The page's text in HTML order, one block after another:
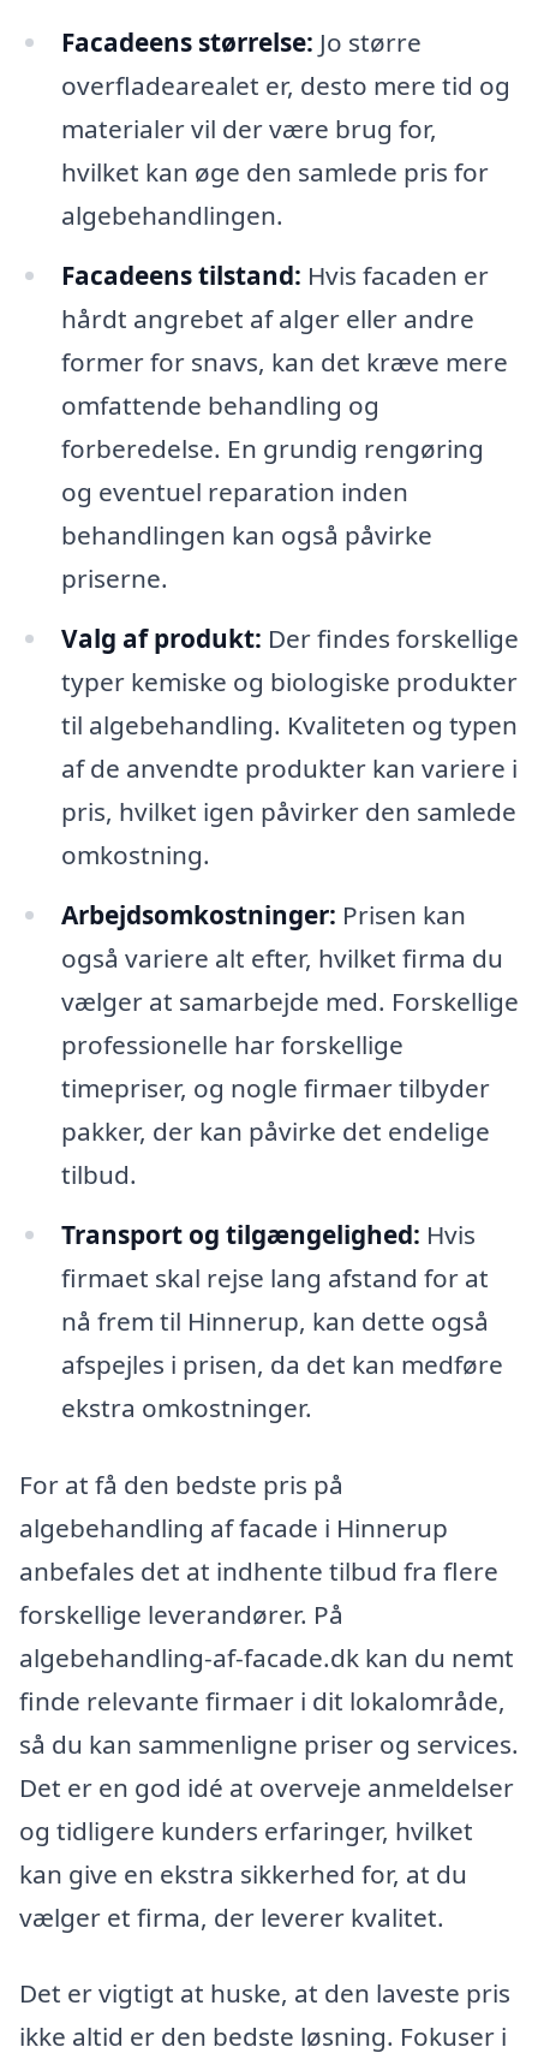
Facadeens størrelse: Jo større
overfladearealet er, desto mere tid og
materialer vil der være brug for,
hvilket kan øge den samlede pris for
algebehandlingen.
Facadeens tilstand: Hvis facaden er
hårdt angrebet af alger eller andre
former for snavs, kan det kræve mere
omfattende behandling og
forberedelse. En grundig rengøring
og eventuel reparation inden
behandlingen kan også påvirke
priserne.
Valg af produkt: Der findes forskellige
typer kemiske og biologiske produkter
til algebehandling. Kvaliteten og typen
af de anvendte produkter kan variere i
pris, hvilket igen påvirker den samlede
omkostning.
Arbejdsomkostninger: Prisen kan
også variere alt efter, hvilket firma du
vælger at samarbejde med. Forskellige
professionelle har forskellige
timepriser, og nogle firmaer tilbyder
pakker, der kan påvirke det endelige
tilbud.
Transport og tilgængelighed: Hvis
firmaet skal rejse lang afstand for at
nå frem til Hinnerup, kan dette også
afspejles i prisen, da det kan medføre
ekstra omkostninger.
For at få den bedste pris på
algebehandling af facade i Hinnerup
anbefales det at indhente tilbud fra flere
forskellige leverandører. På
algebehandling-af-facade.dk kan du nemt
finde relevante firmaer i dit lokalområde,
så du kan sammenligne priser og services.
Det er en god idé at overveje anmeldelser
og tidligere kunders erfaringer, hvilket
kan give en ekstra sikkerhed for, at du
vælger et firma, der leverer kvalitet.
Det er vigtigt at huske, at den laveste pris
ikke altid er den bedste løsning. Fokuser i